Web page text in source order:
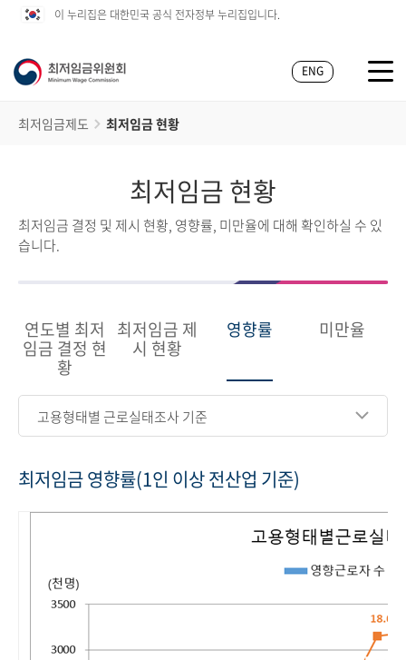
이 누리집은 대한민국 공식 전자정부 누리집입니다.
ENG
최저임금제도 최저임금 현황
최저임금 현황
최저임금 결정 및 제시 현황, 영향률, 미만율에 대해 확인하실 수 있
습니다.
연도별 최저
임금 결정 현
황
최저임금 제
시 현황
영향률 미만율
고용형태별 근로실태조사 기준
최저임금 영향률(1인 이상 전산업 기준)